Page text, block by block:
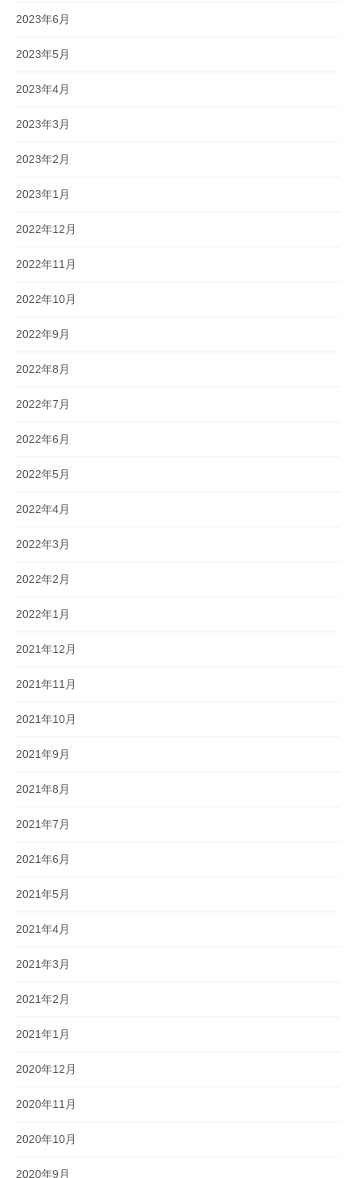
2023年6月
2023年5月
2023年4月
2023年3月
2023年2月
2023年1月
2022年12月
2022年11月
2022年10月
2022年9月
2022年8月
2022年7月
2022年6月
2022年5月
2022年4月
2022年3月
2022年2月
2022年1月
2021年12月
2021年11月
2021年10月
2021年9月
2021年8月
2021年7月
2021年6月
2021年5月
2021年4月
2021年3月
2021年2月
2021年1月
2020年12月
2020年11月
2020年10月
2020年9月